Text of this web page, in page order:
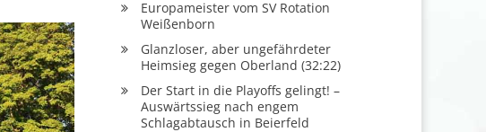
Europameister vom SV Rotation
Weißenborn
Glanzloser, aber ungefährdeter
Heimsieg gegen Oberland (32:22)
Der Start in die Playoffs gelingt! –
Auswärtssieg nach engem
Schlagabtausch in Beierfeld